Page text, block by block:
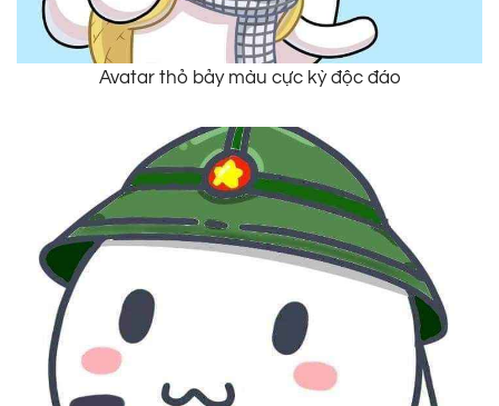
Avatar thỏ bảy màu cực kỳ độc đáo